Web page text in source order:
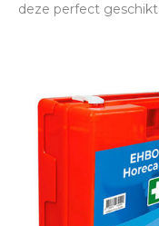
deze perfect